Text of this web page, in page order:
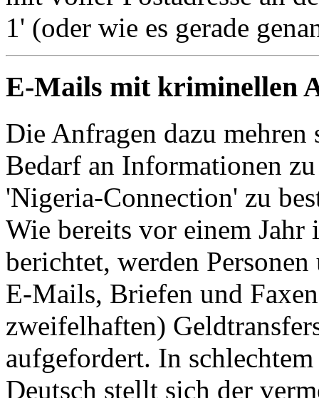
1' (oder wie es gerade
E-Mails mit kriminellen
Die Anfragen dazu
Bedarf an Informationen
'Nigeria-Connection' zu
Wie bereits vor einem
berichtet, werden
E-Mails, Briefen und
zweifelhaften)
aufgefordert. In
Deutsch stellt sich der